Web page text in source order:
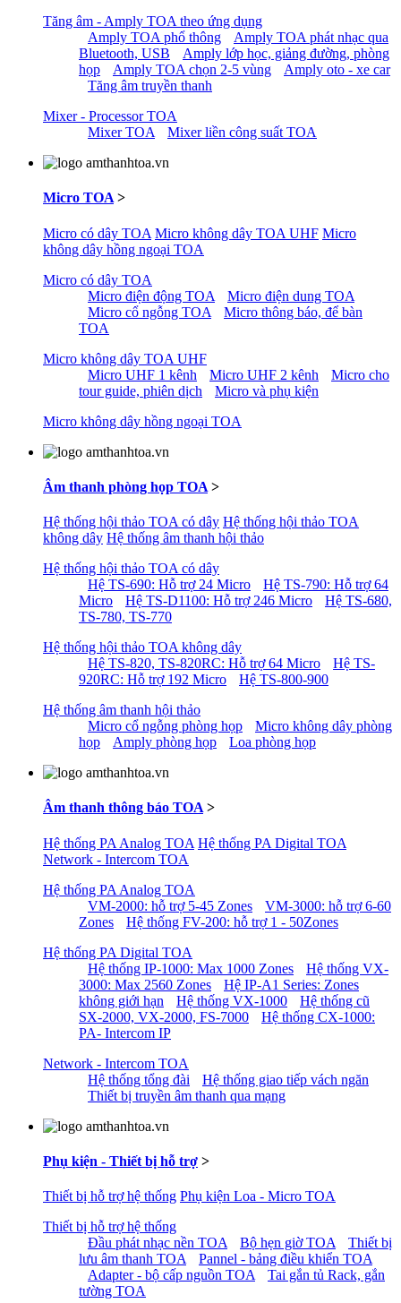
Tăng âm - Amply TOA theo ứng dụng
Amply TOA phổ thông
Amply TOA phát nhạc qua
Bluetooth, USB
Amply lớp học, giảng đường, phòng
họp
Amply TOA chọn 2-5 vùng
Amply oto - xe car
Tăng âm truyền thanh
Mixer - Processor TOA
Mixer TOA
Mixer liền công suất TOA
Micro TOA >
Micro có dây TOA Micro không dây TOA UHF Micro
không dây hồng ngoại TOA
Micro có dây TOA
Micro điện động TOA
Micro điện dung TOA
Micro cổ ngỗng TOA
Micro thông báo, để bàn
TOA
Micro không dây TOA UHF
Micro UHF 1 kênh
Micro UHF 2 kênh
Micro cho
tour guide, phiên dịch
Micro và phụ kiện
Micro không dây hồng ngoại TOA
Âm thanh phòng họp TOA >
Hệ thống hội thảo TOA có dây Hệ thống hội thảo TOA
không dây Hệ thống âm thanh hội thảo
Hệ thống hội thảo TOA có dây
Hệ TS-690: Hỗ trợ 24 Micro
Hệ TS-790: Hỗ trợ 64
Micro
Hệ TS-D1100: Hỗ trợ 246 Micro
Hệ TS-680,
TS-780, TS-770
Hệ thống hội thảo TOA không dây
Hệ TS-820, TS-820RC: Hỗ trợ 64 Micro
Hệ TS-
920RC: Hỗ trợ 192 Micro
Hệ TS-800-900
Hệ thống âm thanh hội thảo
Micro cổ ngỗng phòng họp
Micro không dây phòng
họp
Amply phòng họp Loa phòng họp
Âm thanh thông báo TOA >
Hệ thống PA Analog TOA Hệ thống PA Digital TOA
Network - Intercom TOA
Hệ thống PA Analog TOA
VM-2000: hỗ trợ 5-45 Zones
VM-3000: hỗ trợ 6-60
Zones
Hệ thống FV-200: hỗ trợ 1 - 50Zones
Hệ thống PA Digital TOA
Hệ thống IP-1000: Max 1000 Zones
Hệ thống VX-
3000: Max 2560 Zones
Hệ IP-A1 Series: Zones
không giới hạn
Hệ thống VX-1000
Hệ thống cũ
SX-2000, VX-2000, FS-7000
Hệ thống CX-1000:
PA- Intercom IP
Network - Intercom TOA
Hệ thống tổng đài
Hệ thống giao tiếp vách ngăn
Thiết bị truyền âm thanh qua mạng
Phụ kiện - Thiết bị hỗ trợ >
Thiết bị hỗ trợ hệ thống Phụ kiện Loa - Micro TOA
Thiết bị hỗ trợ hệ thống
Đầu phát nhạc nền TOA
Bộ hẹn giờ TOA
Thiết bị
lưu âm thanh TOA
Pannel - bảng điều khiển TOA
Adapter - bộ cấp nguồn TOA
Tai gắn tủ Rack, gắn
tường TOA